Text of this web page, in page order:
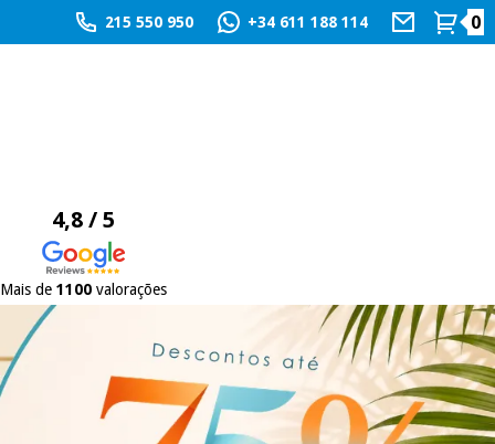
215 550 950 +34 611 188 114 0
4,8 / 5
Mais de 1100valorações